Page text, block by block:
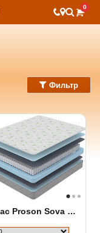
0
Фильтр
Матрас Proson Sova Classic